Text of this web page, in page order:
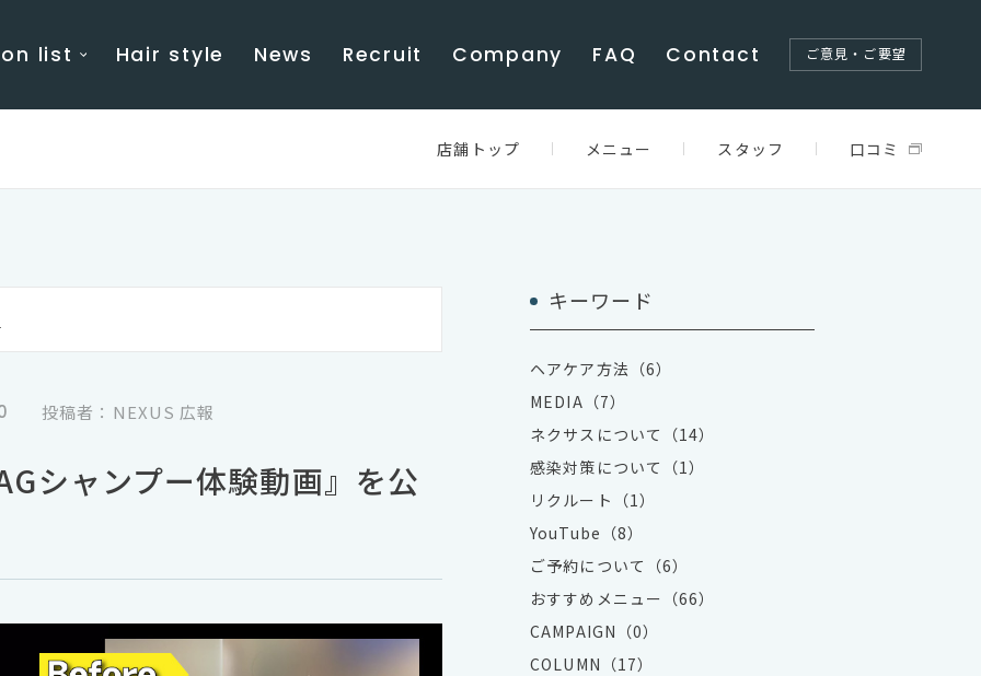
list Hair style News Recruit Company FAQ Contact ご意見・ご要望
シャンプー体験動画』を公
投稿者：NEXUS 広報
キーワード
ヘアケア方法（6）
MEDIA（7）
ネクサスについて（14）
感染対策について（1）
リクルート（1）
YouTube（8）
ご予約について（6）
おすすめメニュー（66）
CAMPAIGN（0）
COLUMN（17）
店舗トップ メニュー スタッフ 口コミ